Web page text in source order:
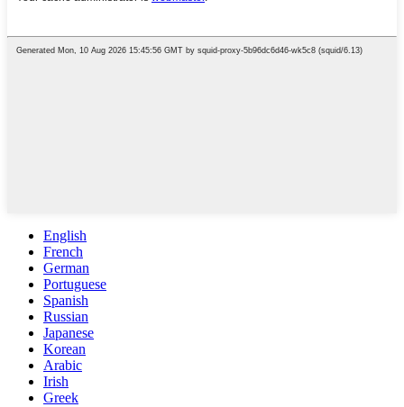
English
French
German
Portuguese
Spanish
Russian
Japanese
Korean
Arabic
Irish
Greek